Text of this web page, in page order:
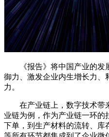
《报告》将中国产业的发
御力、激发企业内生增长力、
力。
在产业链上，数字技术带
业链为例，作为产业链一环的
下单，到生产材料的流转、库